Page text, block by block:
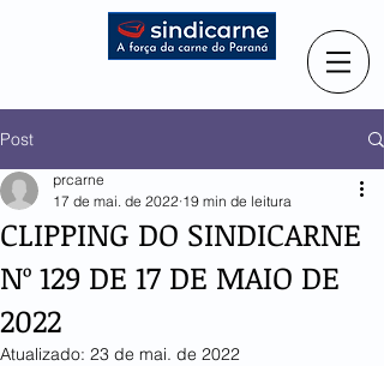
Post
CLIPPING DO SINDICARNE
Nº 129 DE 17 DE MAIO DE
2022
prcarne
17 de mai. de 2022 19 min de leitura
Atualizado: 23 de mai. de 2022